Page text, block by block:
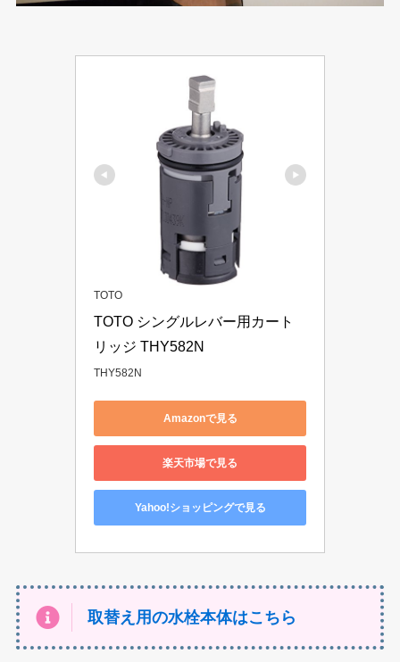
TOTO
TOTO シングルレバー用カート
リッジ THY582N
THY582N
Amazonで見る
楽天市場で見る
Yahoo!ショッピングで見る
取替え用の水栓本体はこちら